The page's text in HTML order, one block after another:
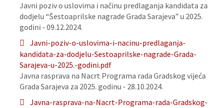
Javni poziv o uslovima i načinu predlaganja kandidata za
dodjelu “Šestoaprilske nagrade Grada Sarajeva” u 2025.
godini - 09.12.2024.
Javni-poziv-o-uslovima-i-nacinu-predlaganja-
kandidata-za-dodjelu-Sestoaprilske-nagrade-Grada-
Sarajeva-u-2025.-godini.pdf
Javna rasprava na Nacrt Programa rada Gradskog vijeća
Grada Sarajeva za 2025. godinu - 28.10.2024.
Javna-rasprava-na-Nacrt-Programa-rada-Gradskog-